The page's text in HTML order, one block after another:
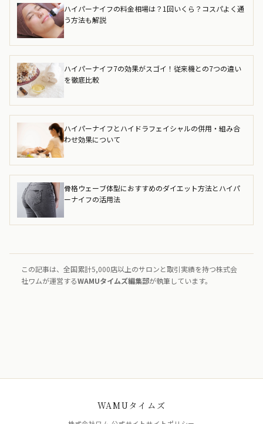
ハイパーナイフの料金相場は？1回いくら？コスパよく通
う方法も解説
ハイパーナイフ7の効果がスゴイ！従来機との7つの違い
を徹底比較
ハイパーナイフとハイドラフェイシャルの併用・組み合
わせ効果について
骨格ウェーブ体型におすすめのダイエット方法とハイパ
ーナイフの活用法
この記事は、全国累計5,000店以上のサロンと取引実績を持つ株式会
社ワムが運営するWAMUタイムズ編集部が執筆しています。
WAMUタイムズ